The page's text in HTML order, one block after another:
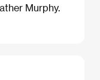
Murphy.